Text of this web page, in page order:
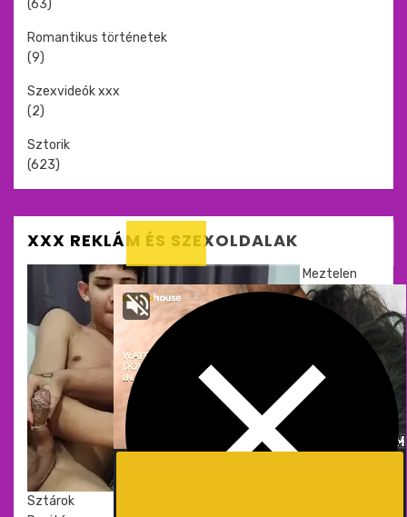
(63)
Romantikus történetek
(9)
Szexvideók xxx
(2)
Sztorik
(623)
XXX REKLÁM ÉS SZEXOLDALAK
Meztelen
Sztárok